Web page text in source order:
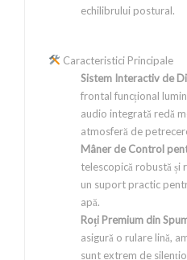
echilibrului postural.
Caracteristici Principale
Sistem Interactiv de
frontal funcțional
audio integrată redă
atmosferă de
Mâner de Control
telescopică robustă și
un suport practic
apă.
Roți Premium din
asigură o rulare lină,
sunt extrem de